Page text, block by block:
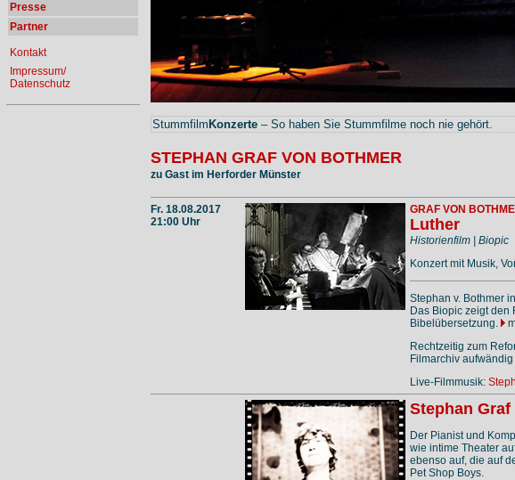
Presse
Partner
Kontakt
Impressum/
Datenschutz
StummfilmKonzerte – So haben Sie Stummfilme noch nie gehört.
STEPHAN GRAF VON BOTHMER
zu Gast im Herforder Münster
Fr. 18.08.2017
21:00 Uhr
GRAF VON
Luther
Historienfilm | Biopic
Konzert mit Musik,
Stephan v. Bothmer
Das Biopic zeigt den
Bibelübersetzung.
Rechtzeitig zum
Filmarchiv
Live-Filmmusik:
Stephan
Der Pianist und
wie intime Theater
ebenso auf, die auf
Pet Shop Boys.